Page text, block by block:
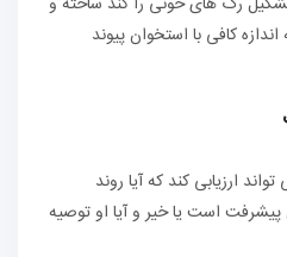
کافی با استخوان پیوند
ارزیابی کند که آیا روند
پیشرفت است یا خیر و آیا او توصیه